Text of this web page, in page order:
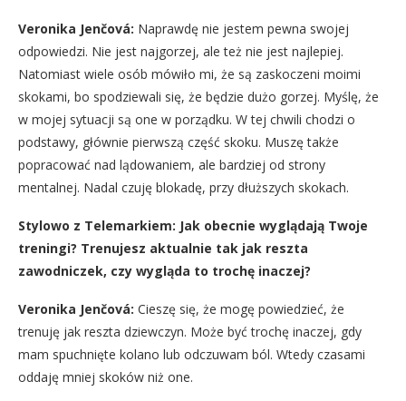
Veronika Jenčová: Naprawdę nie jestem pewna swojej
odpowiedzi. Nie jest najgorzej, ale też nie jest najlepiej.
Natomiast wiele osób mówiło mi, że są zaskoczeni moimi
skokami, bo spodziewali się, że będzie dużo gorzej. Myślę, że
w mojej sytuacji są one w porządku. W tej chwili chodzi o
podstawy, głównie pierwszą część skoku. Muszę także
popracować nad lądowaniem, ale bardziej od strony
mentalnej. Nadal czuję blokadę, przy dłuższych skokach.
Stylowo z Telemarkiem: Jak obecnie wyglądają Twoje
treningi? Trenujesz aktualnie tak jak reszta
zawodniczek, czy wygląda to trochę inaczej?
Veronika Jenčová: Cieszę się, że mogę powiedzieć, że
trenuję jak reszta dziewczyn. Może być trochę inaczej, gdy
mam spuchnięte kolano lub odczuwam ból. Wtedy czasami
oddaję mniej skoków niż one.